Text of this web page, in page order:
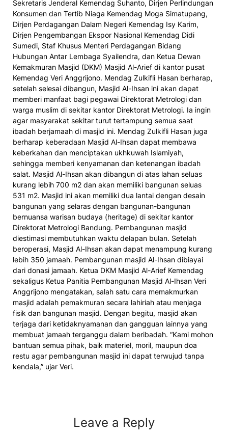
Sekretaris Jenderal Kemendag Suhanto, Dirjen Perlindungan
Konsumen dan Tertib Niaga Kemendag Moga Simatupang,
Dirjen Perdagangan Dalam Negeri Kemendag Isy Karim,
Dirjen Pengembangan Ekspor Nasional Kemendag Didi
Sumedi, Staf Khusus Menteri Perdagangan Bidang
Hubungan Antar Lembaga Syailendra, dan Ketua Dewan
Kemakmuran Masjid (DKM) Masjid Al-Arief di kantor pusat
Kemendag Veri Anggrijono. Mendag Zulkifli Hasan berharap,
setelah selesai dibangun, Masjid Al-Ihsan ini akan dapat
memberi manfaat bagi pegawai Direktorat Metrologi dan
warga muslim di sekitar kantor Direktorat Metrologi. Ia ingin
agar masyarakat sekitar turut tertampung semua saat
ibadah berjamaah di masjid ini. Mendag Zulkifli Hasan juga
berharap keberadaan Masjid Al-Ihsan dapat membawa
keberkahan dan menciptakan ukhkuwah Islamiyah,
sehingga memberi kenyamanan dan ketenangan ibadah
salat. Masjid Al-Ihsan akan dibangun di atas lahan seluas
kurang lebih 700 m2 dan akan memiliki bangunan seluas
531 m2. Masjid ini akan memiliki dua lantai dengan desain
bangunan yang selaras dengan bangunan-bangunan
bernuansa warisan budaya (heritage) di sekitar kantor
Direktorat Metrologi Bandung. Pembangunan masjid
diestimasi membutuhkan waktu delapan bulan. Setelah
beroperasi, Masjid Al-Ihsan akan dapat menampung kurang
lebih 350 jamaah. Pembangunan masjid Al-Ihsan dibiayai
dari donasi jamaah. Ketua DKM Masjid Al-Arief Kemendag
sekaligus Ketua Panitia Pembangunan Masjid Al-Ihsan Veri
Anggrijono mengatakan, salah satu cara memakmurkan
masjid adalah pemakmuran secara lahiriah atau menjaga
fisik dan bangunan masjid. Dengan begitu, masjid akan
terjaga dari ketidaknyamanan dan gangguan lainnya yang
membuat jamaah terganggu dalam beribadah. “Kami mohon
bantuan semua pihak, baik materiel, moril, maupun doa
restu agar pembangunan masjid ini dapat terwujud tanpa
kendala,” ujar Veri.
Leave a Reply